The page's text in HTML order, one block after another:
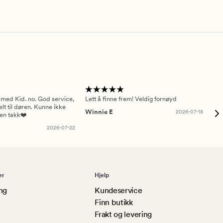
Kid. no. God service,
til døren. Kunne ikke
takk❤️
2026-07-22
Lett å finne frem! Veldig fornøyd
Winnie E
2026-07-18
Hjelp
Kundeservice
Finn butikk
Frakt og levering